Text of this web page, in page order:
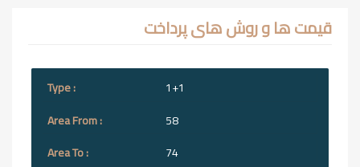
قیمت ها و روش های پرداخت
1+1
58
74